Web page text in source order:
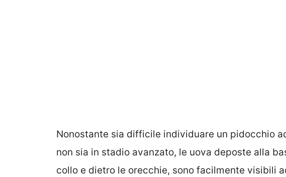
Nonostante sia difficile individuare un pidocchio
non sia in stadio avanzato, le uova deposte alla
collo e dietro le orecchie, sono facilmente visibili